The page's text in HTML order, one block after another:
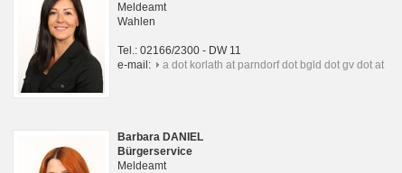
Meldeamt
Wahlen
Tel.: 02166/2300 - DW 11
e-mail:
a dot korlath at parndorf dot bgld dot gv dot at
Barbara DANIEL
Bürgerservice
Meldeamt